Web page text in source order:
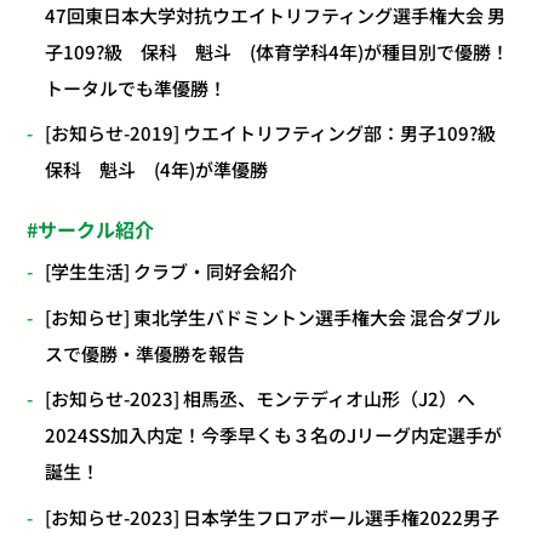
47回東日本大学対抗ウエイトリフティング選手権大会 男
子109?級 保科 魁斗 (体育学科4年)が種目別で優勝！
トータルでも準優勝！
[お知らせ-2019] ウエイトリフティング部：男子109?級
保科 魁斗 (4年)が準優勝
サークル紹介
[学生生活] クラブ・同好会紹介
[お知らせ] 東北学生バドミントン選手権大会 混合ダブル
スで優勝・準優勝を報告
[お知らせ-2023] 相馬丞、モンテディオ山形（J2）へ
2024SS加入内定！今季早くも３名のJリーグ内定選手が
誕生！
[お知らせ-2023] 日本学生フロアボール選手権2022男子